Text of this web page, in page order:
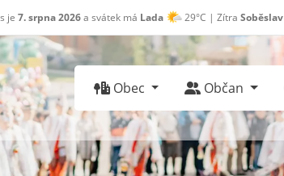
je 7. srpna 2026a svátek má Lada 29°C | Zítra Soběslav
Obec Občan